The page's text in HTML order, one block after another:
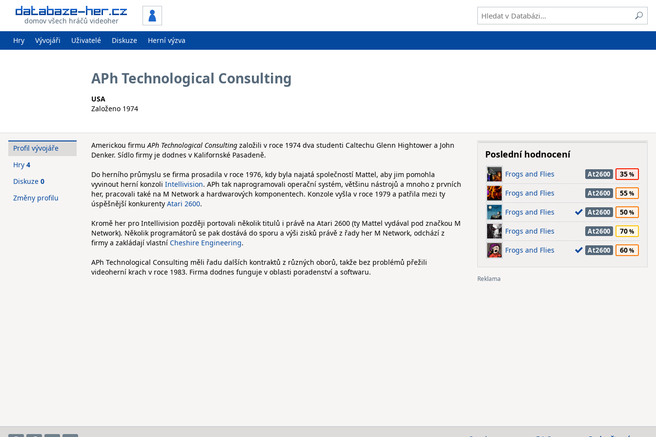
domov všech hráčů videoher
Hry Vývojáři Uživatelé Diskuze Herní výzva
APh Technological Consulting
USA
Založeno 1974
Americkou firmuAPh Technological Consulting založili v roce 1974 dva studenti Caltechu Glenn Hightower a John
Denker. Sídlo firmy je dodnes v Kalifornské Pasadeně.
Do herního průmyslu se firma prosadila v roce 1976, kdy byla najatá společností Mattel, aby jim pomohla
vyvinout herní konzoli Intellivision. APh tak naprogramovali operační systém, většinu nástrojů a mnoho z prvních
her, pracovali také na M Network a hardwarových komponentech. Konzole vyšla v roce 1979 a patřila mezi ty
úspěšnější konkurenty Atari 2600.
Kromě her pro Intellivision později portovali několik titulů i právě na Atari 2600 (ty Mattel vydával pod značkou M
Network). Několik programátorů se pak dostává do sporu a výši zisků právě z řady her M Network, odchází z
firmy a zakládají vlastní Cheshire Engineering.
APh Technological Consulting měli řadu dalších kontraktů z různých oborů, takže bez problémů přežili
videoherní krach v roce 1983. Firma dodnes funguje v oblasti poradenství a softwaru.
Profil vývojáře
Hry 4
Diskuze 0
Změny profilu
Poslední hodnocení
Frogs and Flies At2600 35
Frogs and Flies At2600 55
Frogs and Flies At2600 50
Frogs and Flies At2600 70
Frogs and Flies At2600 60